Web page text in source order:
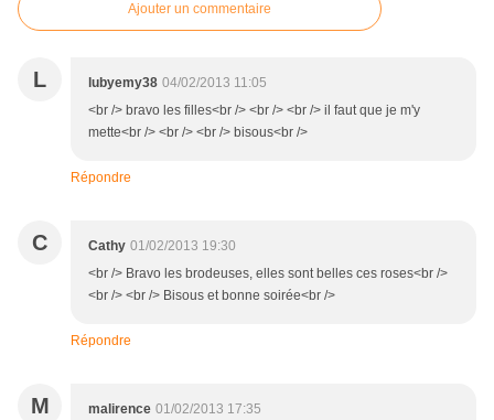
Ajouter un commentaire
L lubyemy38 04/02/2013 11:05
<br /> bravo les filles<br /> <br /> <br /> il faut que je m'y
mette<br /> <br /> <br /> bisous<br />
Répondre
C Cathy 01/02/2013 19:30
<br /> Bravo les brodeuses, elles sont belles ces roses<br />
<br /> <br /> Bisous et bonne soirée<br />
Répondre
M malirence 01/02/2013 17:35